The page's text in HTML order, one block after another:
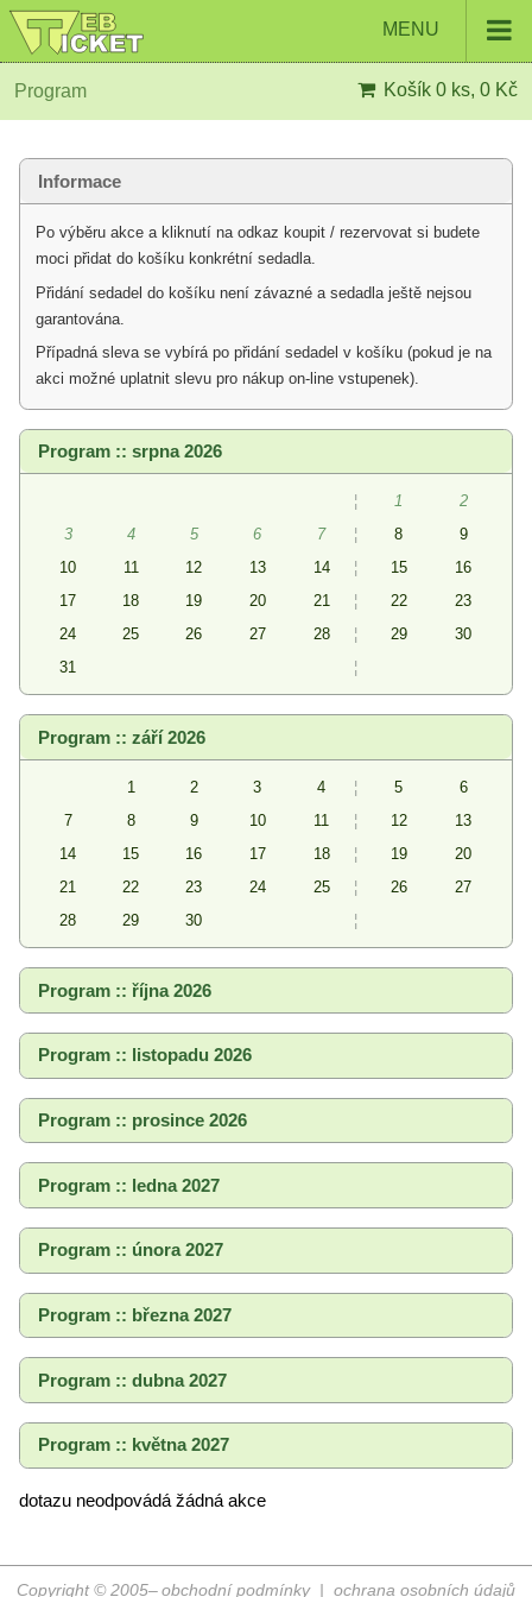
MENU
Program Košík 0 ks, 0 Kč
Informace
Po výběru akce a kliknutí na odkaz koupit / rezervovat si budete
moci přidat do košíku konkrétní sedadla.
Přidání sedadel do košíku není závazné a sedadla ještě nejsou
garantována.
Případná sleva se vybírá po přidání sedadel v košíku (pokud je na
akci možné uplatnit slevu pro nákup on-line vstupenek).
Program :: srpna 2026
¦ 1
2
3
4 5 6 7 ¦ 8
9
10
11 12 13 14 ¦ 15
16
17
18 19 20 21 ¦ 22
23
24
25 26 27 28 ¦ 29
30
31
¦
Program :: září 2026
1 2 3 4 ¦ 5
6
7
8 9 10 11 ¦ 12
13
14
15 16 17 18 ¦ 19
20
21
22 23 24 25 ¦ 26
27
28
29 30 ¦
Program :: října 2026
Program :: listopadu 2026
Program :: prosince 2026
Program :: ledna 2027
Program :: února 2027
Program :: března 2027
Program :: dubna 2027
Program :: května 2027
dotazu neodpovádá žádná akce
obchodní podmínky|ochrana osobních údajů
Copyright © 2005–